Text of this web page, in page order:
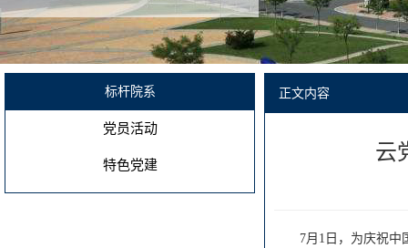
标杆院系
党员活动
特色党建
正文内容
云
7月1日，为庆祝中